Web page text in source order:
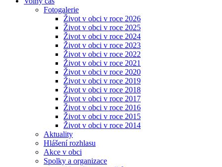
Fotogalerie
Život v obci v roce 2026
Život v obci v roce 2025
Život v obci v roce 2024
Život v obci v roce 2023
Život v obci v roce 2022
Život v obci v roce 2021
Život v obci v roce 2020
Život v obci v roce 2019
Život v obci v roce 2018
Život v obci v roce 2017
Život v obci v roce 2016
Život v obci v roce 2015
Život v obci v roce 2014
Aktuality
Hlášení rozhlasu
Akce v obci
Spolky a organizace